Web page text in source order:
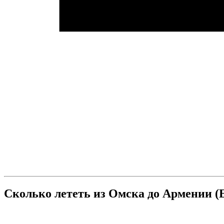
Сколько лететь из Омска до Армении